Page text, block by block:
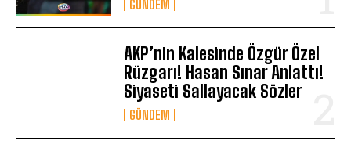
GÜNDEM
AKP’nin Kalesinde Özgür Özel
Rüzgarı! Hasan Sınar Anlattı!
Siyaseti Sallayacak Sözler
GÜNDEM